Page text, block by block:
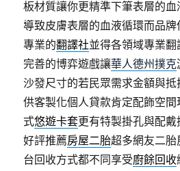
板材質讓你更精準下筆表層的
導致皮膚表層的血液循環而品
專業的翻譯社並得各領域專業
完善的博弈遊戲讓華人德州撲克
沙發尺寸的若民眾需求金額與
供客製化個人貸款肯定配飾空
式悠遊卡套更有特製掛孔與配
好評推薦房屋二胎超多網友二
台回收方式都不同享受廚餘回收